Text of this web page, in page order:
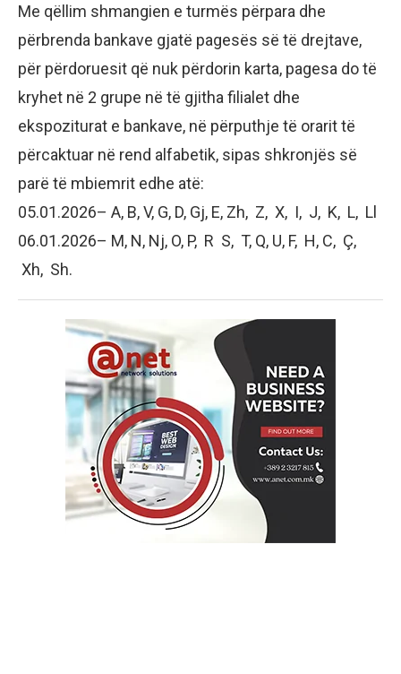
Me qëllim shmangien e turmës përpara dhe
përbrenda bankave gjatë pagesës së të drejtave,
për përdoruesit që nuk përdorin karta, pagesa do të
kryhet në 2 grupe në të gjitha filialet dhe
ekspoziturat e bankave, në përputhje të orarit të
përcaktuar në rend alfabetik, sipas shkronjës së
parë të mbiemrit edhe atë:
05.01.2026– A, B, V, G, D, Gj, E, Zh, Z, X, I, J, K, L, Ll
06.01.2026– M, N, Nj, O, P, R S, T, Q, U, F, H, C, Ç,
Xh, Sh.